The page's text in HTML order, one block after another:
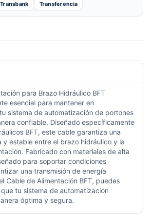
Transbank Transferencia
para Brazo Hidráulico BFT
esencial para mantener en
sistema de automatización de portones
confiable. Diseñado específicamente
BFT, este cable garantiza una
y estable entre el brazo hidráulico y la
Fabricado con materiales de alta
para soportar condiciones
una transmisión de energía
Cable de Alimentación BFT, puedes
tu sistema de automatización
óptima y segura.